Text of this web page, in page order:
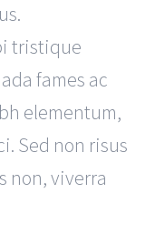
tristique
fames ac
elementum,
Sed non risus
non, viverra